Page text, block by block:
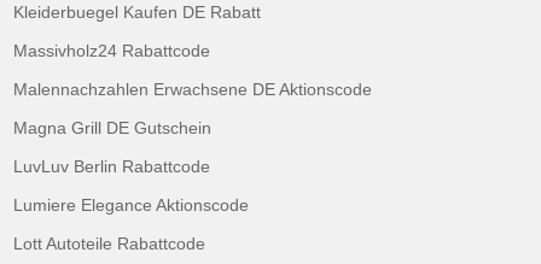
Kleiderbuegel Kaufen DE Rabatt
Massivholz24 Rabattcode
Malennachzahlen Erwachsene DE Aktionscode
Magna Grill DE Gutschein
LuvLuv Berlin Rabattcode
Lumiere Elegance Aktionscode
Lott Autoteile Rabattcode